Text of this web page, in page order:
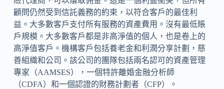
顧問仍然受到信託義務的約束，以符合客戶的最佳利
益。大多數客戶支付所有服務的資產費用。沒有最低賬
戶規模。大多數客戶都是非高淨值的個人，也是卷上的
高淨值客戶。機構客戶包括養老金和利潤分享計劃，慈
善組織和公司。該公司的團隊包括兩名認可的資產管理
專家（AAMSES），一個特許離婚金融分析師
（CDFA）和一個認證的財務計劃者（CFP）。